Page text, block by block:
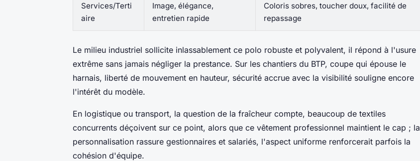
Services/Terti
aire
Image, élégance,
entretien rapide
Coloris sobres, toucher doux, facilité de
repassage
Le milieu industriel sollicite inlassablement ce polo robuste et polyvalent, il répond à l'usure
extrême sans jamais négliger la prestance. Sur les chantiers du BTP, coupe qui épouse le
harnais, liberté de mouvement en hauteur, sécurité accrue avec la visibilité souligne encore
l'intérêt du modèle.
En logistique ou transport, la question de la fraîcheur compte, beaucoup de textiles
concurrents déçoivent sur ce point, alors que ce vêtement professionnel maintient le cap ; la
personnalisation rassure gestionnaires et salariés, l'aspect uniforme renforcerait parfois la
cohésion d'équipe.